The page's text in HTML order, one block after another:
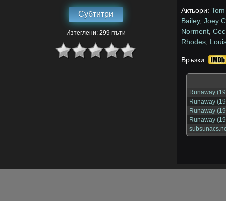
Субтитри
Изтеглени: 299 пъти
Актьори:
Bailey,Joey
Norment ,
Rhodes
Връзки:
Runaway
Runaway
Runaway
Runaway